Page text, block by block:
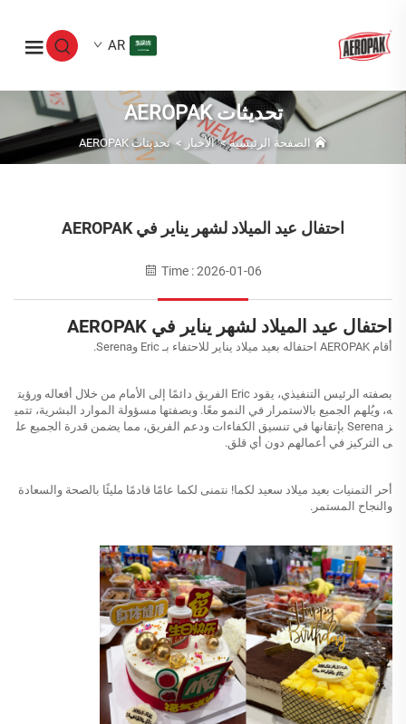
AR
تحديثات AEROPAK
الصفحة الرئيسية>الأخبار >تحديثات AEROPAK
احتفال عيد الميلاد لشهر يناير في AEROPAK
Time : 2026-01-06
احتفال عيد الميلاد لشهر يناير في AEROPAK
أقام AEROPAK احتفاله بعيد ميلاد يناير للاحتفاء بـ Eric وSerena.
بصفته الرئيس التنفيذي، يقود Eric الفريق دائمًا إلى الأمام من خلال أفعاله ورؤيت
ه، ويُلهم الجميع بالاستمرار في النمو معًا. وبصفتها مسؤولة الموارد البشرية، تتمي
ز Serena بإتقانها في تنسيق الكفاءات ودعم الفريق، مما يضمن قدرة الجميع عل
ى التركيز في أعمالهم دون أي قلق.
أحر التمنيات بعيد ميلاد سعيد لكما! نتمنى لكما عامًا قادمًا مليئًا بالصحة والسعادة
والنجاح المستمر.